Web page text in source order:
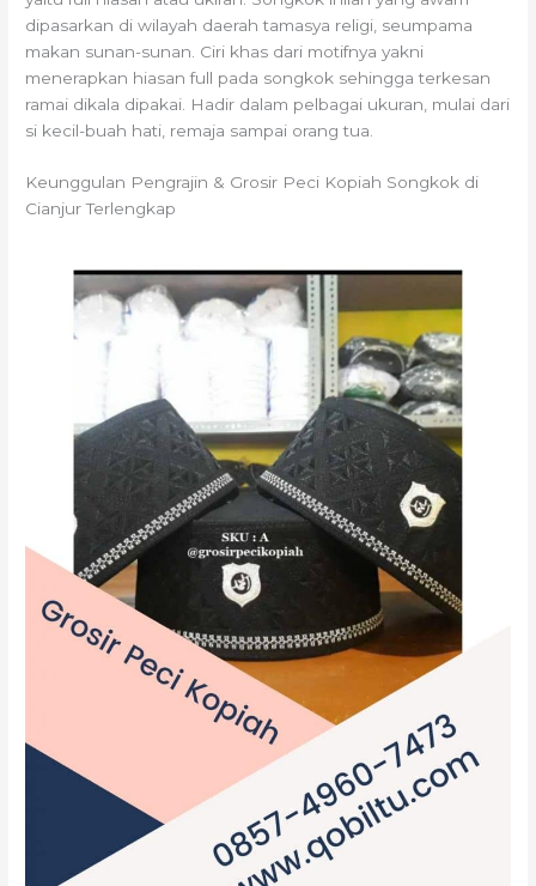
dipasarkan di wilayah daerah tamasya religi, seumpama
makan sunan-sunan. Ciri khas dari motifnya yakni
menerapkan hiasan full pada songkok sehingga terkesan
ramai dikala dipakai. Hadir dalam pelbagai ukuran, mulai dari
si kecil-buah hati, remaja sampai orang tua.
Keunggulan Pengrajin & Grosir Peci Kopiah Songkok di
Cianjur Terlengkap